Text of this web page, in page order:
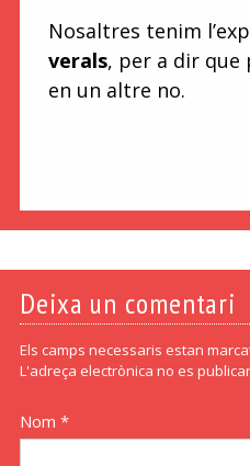
Nosaltres tenim
verals, per a dir que
en un altre no.
Deixa un comentari
Els camps necessaris estan
L'adreça electrònica no es
Nom *